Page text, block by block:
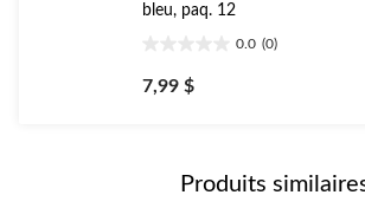
bleu, paq. 12
0.0 (0)
étoile(s)
sur
7,99 $
Produits